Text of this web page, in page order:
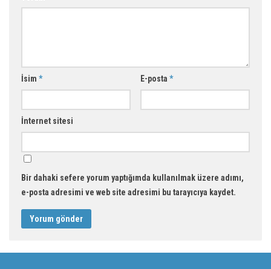
İsim * E-posta *
İnternet sitesi
Bir dahaki sefere yorum yaptığımda kullanılmak üzere adımı,
e-posta adresimi ve web site adresimi bu tarayıcıya kaydet.